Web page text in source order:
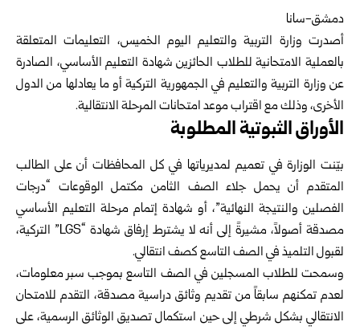
دمشق-سانا
أصدرت وزارة التربية والتعليماليوم الخميس، التعليمات المتعلقة
بالعملية الامتحانية للطلاب الحائزين شهادة التعليم الأساسي، الصادرة
عن وزارة التربية والتعليم في الجمهورية التركية أو ما يعادلها من الدول
الأخرى، وذلك مع اقتراب موعد امتحانات المرحلة الانتقالية.
الأوراق الثبوتية المطلوبة
بيّنت الوزارة في تعميم لمديرياتها في كل المحافظات أن على الطالب
المتقدم أن يحمل جلاء الصف الثامن مكتمل الوقوعات “درجات
الفصلين والنتيجة النهائية”، أو شهادة إتمام مرحلة التعليم الأساسي
مصدقة أصولاً، مشيرةً إلى أنه لا يشترط إرفاق شهادة “LGS” التركية،
لقبول التلميذ في الصف التاسع كصف انتقالي.
وسمحت للطلاب المسجلين في الصف التاسع بموجب سبر معلومات،
لعدم تمكنهم سابقاً من تقديم وثائق دراسية مصدقة، التقدم للامتحان
الانتقالي بشكل شرطي إلى حين استكمال تصديق الوثائق الرسمية، على